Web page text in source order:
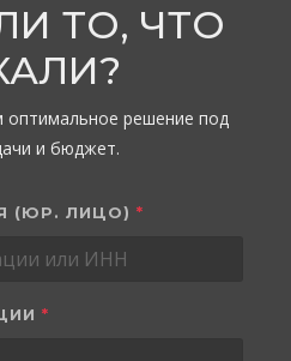
ТО, ЧТО
решение под
и бюджет.
(ЮР. ЛИЦО) *
*